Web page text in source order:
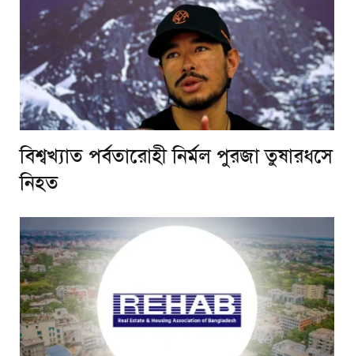
বিশ্বখ্যাত পর্বতারোহী নির্মল পুরজা তুষারধসে
নিহত